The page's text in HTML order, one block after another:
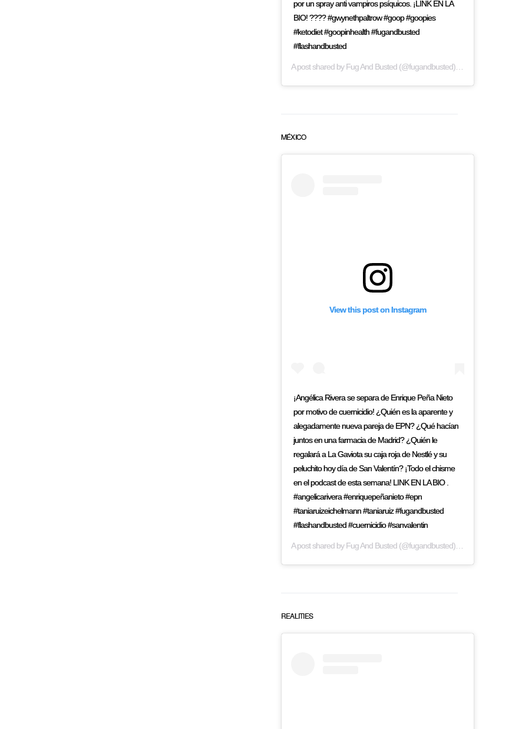
por un spray anti vampiros psíquicos. ¡LINK EN LA
BIO! ???? #gwynethpaltrow #goop #goopies
#ketodiet #goopinhealth #fugandbusted
#flashandbusted
A post shared byFug And Busted(@fugandbusted) on
MÉXICO
View this post on Instagram
¡Angélica Rivera se separa de Enrique Peña Nieto
por motivo de cuernicidio! ¿Quién es la aparente y
alegadamente nueva pareja de EPN? ¿Qué hacían
juntos en una farmacia de Madrid? ¿Quién le
regalará a La Gaviota su caja roja de Nestlé y su
peluchito hoy día de San Valentín? ¡Todo el chisme
en el podcast de esta semana! LINK EN LA BIO .
#angelicarivera #enriquepeñanieto #epn
#taniaruizeichelmann #taniaruiz #fugandbusted
#flashandbusted #cuernicidio #sanvalentin
A post shared byFug And Busted(@fugandbusted) on
REALITIES